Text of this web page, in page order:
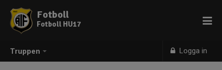
Truppen Logga in
Fotboll
Fotboll HU17